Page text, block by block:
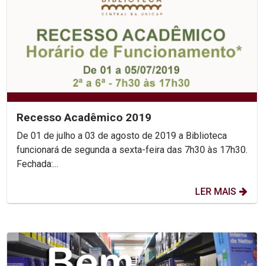
Recesso Acadêmico 2019
De 01 de julho a 03 de agosto de 2019 a Biblioteca
funcionará de segunda a sexta-feira das 7h30 às 17h30.
Fechada:...
LER MAIS